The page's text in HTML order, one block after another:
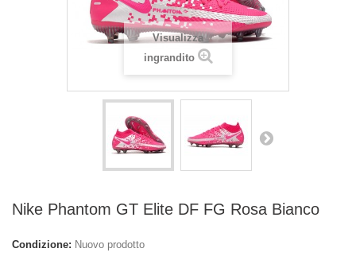
Visualizza
ingrandito
Nike Phantom GT Elite DF FG Rosa Bianco
Condizione: Nuovo prodotto